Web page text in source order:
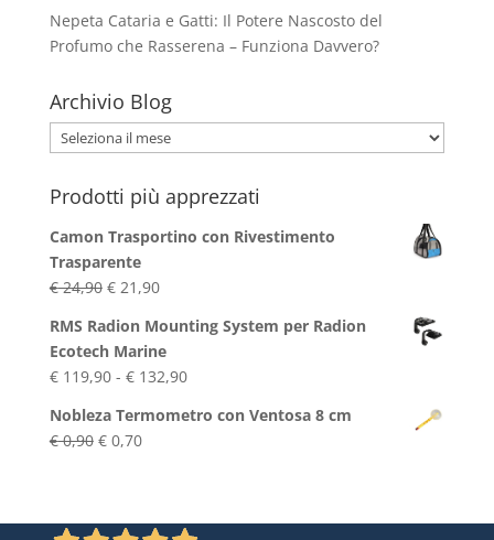
Nepeta Cataria e Gatti: Il Potere Nascosto del
Profumo che Rasserena – Funziona Davvero?
Archivio Blog
Archivio
Blog
Prodotti più apprezzati
Camon Trasportino con Rivestimento
Trasparente
€24,90 Il
originale
era:
€ 24,90.
€21,90Il
attuale
è:
€ 21,90.
RMS Radion Mounting System per Radion
Ecotech Marine
€119,90 - €132,90Fascia
prezzo:
€ 132,90
Nobleza Termometro con Ventosa 8 cm
€0,90 Il
€0,70Il